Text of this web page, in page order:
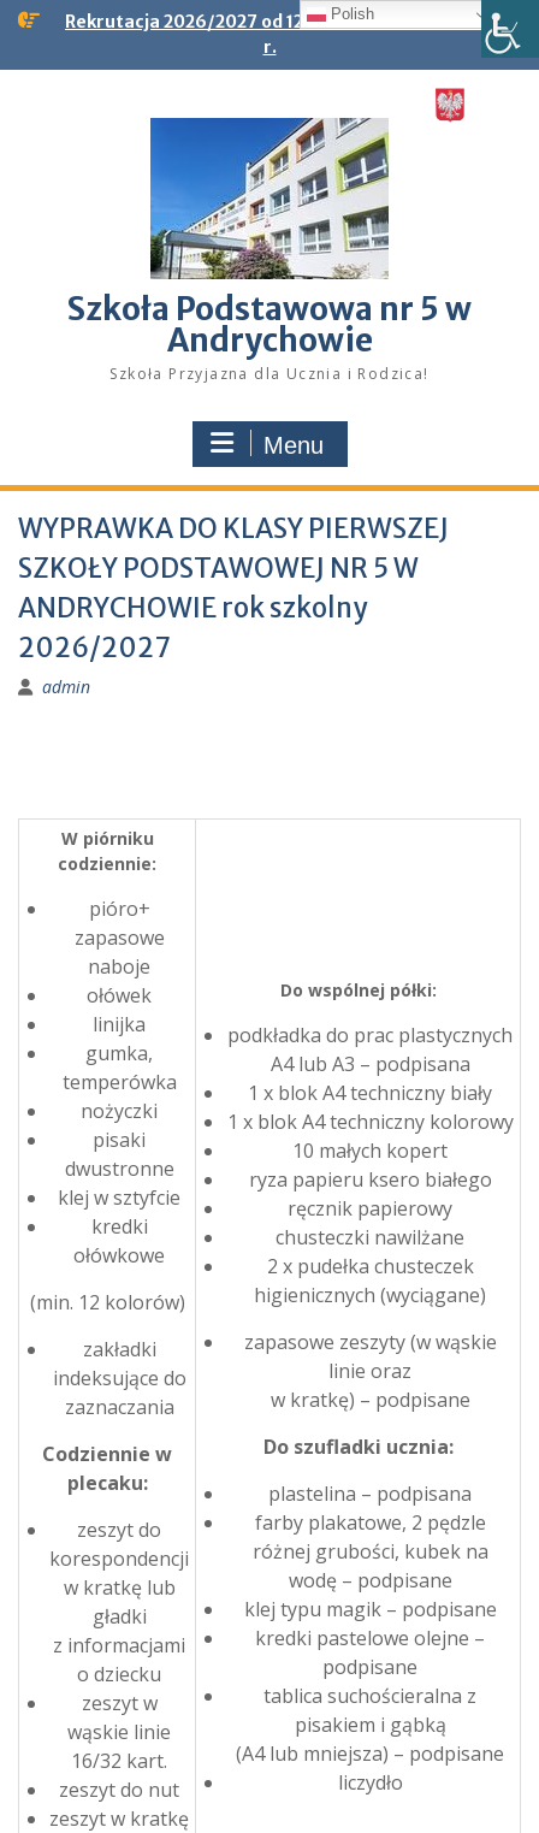
Skip
Rekrutacja 2026/2027 od 12.01.2026 r. do 23.01.2026
r.
Szkoła Podstawowa nr 5 w
Andrychowie
Szkoła Przyjazna dla Ucznia i Rodzica!
Menu
WYPRAWKA DO KLASY PIERWSZEJ
SZKOŁY PODSTAWOWEJ NR 5 W
ANDRYCHOWIE rok szkolny
2026/2027
admin
W piórniku
codziennie:
pióro+
zapasowe
naboje
ołówek
linijka
gumka,
temperówka
nożyczki
pisaki
dwustronne
klej w sztyfcie
kredki
ołówkowe
(min. 12 kolorów)
zakładki
indeksujące do
zaznaczania
Codziennie w
plecaku:
zeszyt do
korespondencji
w kratkę lub
gładki
z informacjami
o dziecku
zeszyt w
wąskie linie
16/32 kart.
zeszyt do nut
zeszyt w kratkę
Do wspólnej półki:
podkładka do prac plastycznych
A4 lub A3 – podpisana
1 x blok A4 techniczny biały
1 x blok A4 techniczny kolorowy
10 małych kopert
ryza papieru ksero białego
ręcznik papierowy
chusteczki nawilżane
2 x pudełka chusteczek
higienicznych (wyciągane)
zapasowe zeszyty (w wąskie
linie oraz
w kratkę) – podpisane
Do szufladki ucznia:
plastelina – podpisana
farby plakatowe, 2 pędzle
różnej grubości, kubek na
wodę – podpisane
klej typu magik – podpisane
kredki pastelowe olejne –
podpisane
tablica suchościeralna z
pisakiem i gąbką
(A4 lub mniejsza) – podpisane
liczydło
Polish